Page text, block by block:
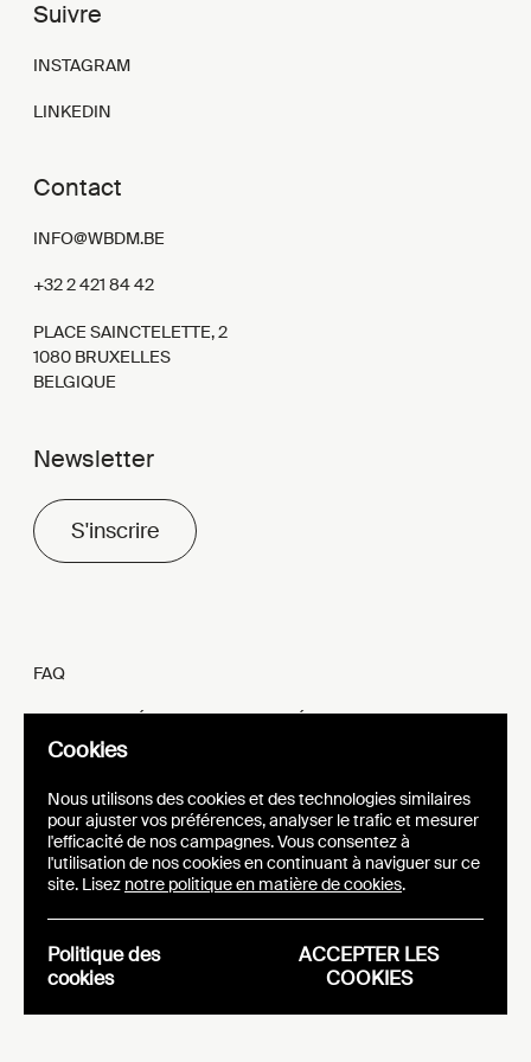
Suivre
INSTAGRAM
LINKEDIN
Contact
INFO@WBDM.BE
+32 2 421 84 42
PLACE SAINCTELETTE, 2
1080 BRUXELLES
BELGIQUE
Newsletter
S'inscrire
FAQ
MENTIONS LÉGALES ET VIE PRIVÉE
SITE WEB IDENTITÉ VISUELLE
Cookies
Nous utilisons des cookies et des technologies similaires
pour ajuster vos préférences, analyser le trafic et mesurer
l'efficacité de nos campagnes. Vous consentez à
l'utilisation de nos cookies en continuant à naviguer sur ce
site. Lisez notre politique en matière de cookies.
Politique des
cookies
ACCEPTER LES
COOKIES